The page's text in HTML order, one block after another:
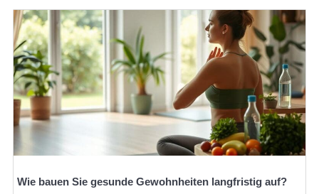
Wie bauen Sie gesunde Gewohnheiten langfristig auf?